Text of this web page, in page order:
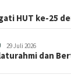
HUT ke-25
29 Juli 2026
dan